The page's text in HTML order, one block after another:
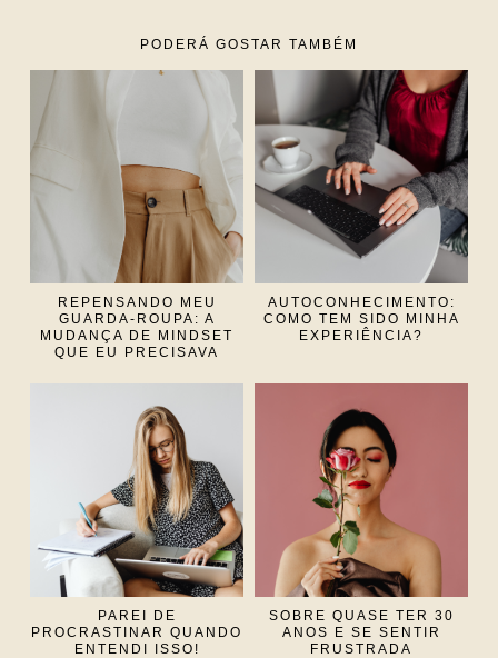
PODERÁ GOSTAR TAMBÉM
REPENSANDO MEU
GUARDA-ROUPA: A
MUDANÇA DE MINDSET
QUE EU PRECISAVA
AUTOCONHECIMENTO:
COMO TEM SIDO MINHA
EXPERIÊNCIA?
PAREI DE
PROCRASTINAR QUANDO
ENTENDI ISSO!
SOBRE QUASE TER 30
ANOS E SE SENTIR
FRUSTRADA